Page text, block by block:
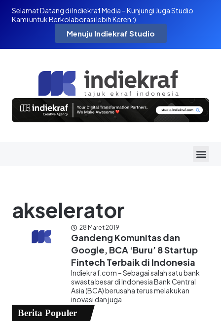
Selamat Datang di Indiekraf Media – Kunjungi Juga Studio
Kami untuk Berkolaborasi lebih Keren :)
Menuju Indiekraf Studio
akselerator
28 Maret 2019
Gandeng Komunitas dan
Google, BCA ‘Buru’ 8 Startup
Fintech Terbaik di Indonesia
Indiekraf.com – Sebagai salah satu bank
swasta besar di Indonesia Bank Central
Asia (BCA) berusaha terus melakukan
inovasi dan juga
Berita Populer